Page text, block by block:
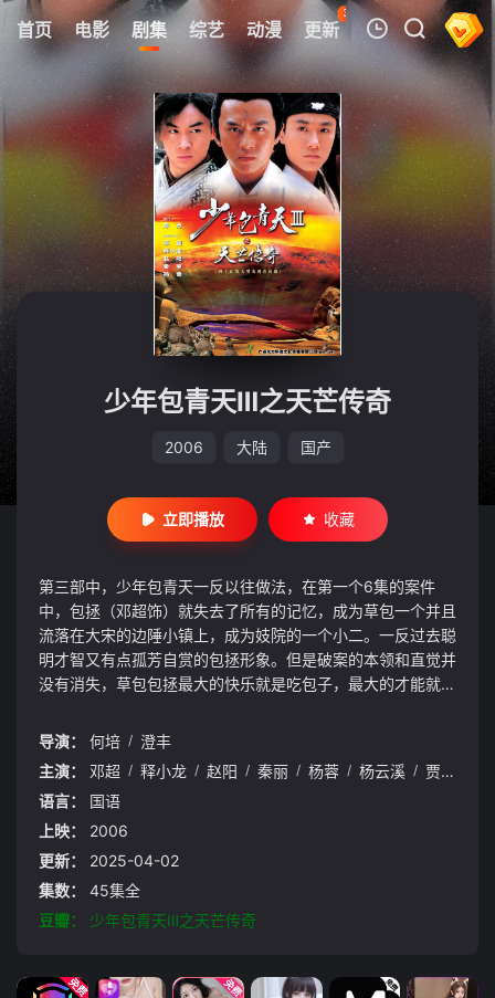
首页 电影 剧集 综艺 动漫 更新
37
热榜 APP
我的观影记录
暂无观看影片的记录
少年包青天Ⅲ之天芒传奇
2006 大陆 国产
立即播放 收藏
第三部中，少年包青天一反以往做法，在第一个6集的案件
中，包拯（邓超饰）就失去了所有的记忆，成为草包一个并且
流落在大宋的边陲小镇上，成为妓院的一个小二。一反过去聪
明才智又有点孤芳自赏的包拯形象。但是破案的本领和直觉并
没有消失，草包包拯最大的快乐就是吃包子，最大的才能就是
有的案件到最后都直指天芒。这次出现的姑娘叫小蛮（秦丽
一改过去风流倜傥的翩翩佳公子形象，而成为一个不太解风情
的呆头鹅，与占卜姑娘的感情戏一波三折趣味横生。而在这个
边陲小镇上，有着一个最美丽的少女叫肖若水，大家都疼爱
她。寻找天芒，医治柴郡主的病，然而当天芒已经呼之欲出之
时，所有的人的面目全部都跟我们熟悉的不一样了。包拯才发
现，这一切好像都是一个圈套，不管是自己的失忆，还是善良
的若水，还是自己心之所系的小蛮……
导演： 何培 / 澄丰
主演：
邓超 / 释小龙 / 赵阳 / 秦丽 / 杨蓉 / 杨云溪 / 贾一平
语言：
国语
上映：
2006
更新：
2025-04-02
集数：
45集全
豆瓣：
少年包青天Ⅲ之天芒传奇